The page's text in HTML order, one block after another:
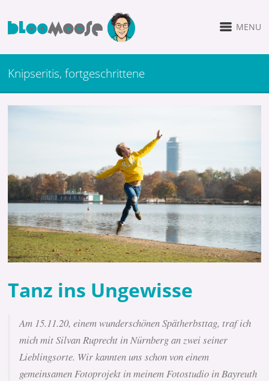
MENU
Knipseritis, fortgeschrittene
Tanz ins Ungewisse
Am 15.11.20, einem wunderschönen Spätherbsttag, traf ich
mich mit Silvan Ruprecht in Nürnberg an zwei seiner
Lieblingsorte. Wir kannten uns schon von einem
gemeinsamen Fotoprojekt in meinem Fotostudio in Bayreuth